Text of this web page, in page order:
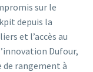
sur le
depuis la
et l’accès au
Dufour,
de rangement à